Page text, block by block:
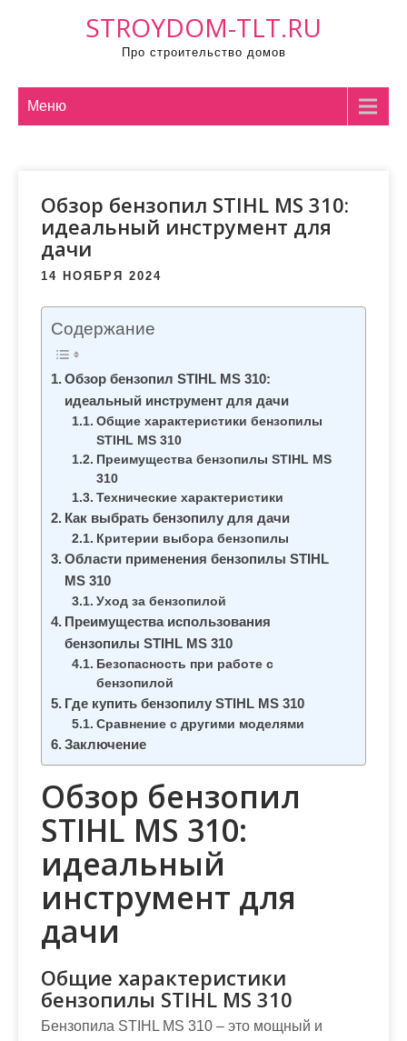
STROYDOM-TLT.RU
Про строительство домов
Меню
Обзор бензопил STIHL MS 310:
идеальный инструмент для
дачи
14 НОЯБРЯ 2024
Содержание
Обзор бензопил STIHL MS 310:
идеальный инструмент для дачи
Общие характеристики бензопилы
STIHL MS 310
Преимущества бензопилы STIHL MS
310
Технические характеристики
Как выбрать бензопилу для дачи
Критерии выбора бензопилы
Области применения бензопилы STIHL
MS 310
Уход за бензопилой
Преимущества использования
бензопилы STIHL MS 310
Безопасность при работе с
бензопилой
Где купить бензопилу STIHL MS 310
Сравнение с другими моделями
Заключение
Обзор бензопил
STIHL MS 310:
идеальный
инструмент для
дачи
Общие характеристики
бензопилы STIHL MS 310
Бензопила STIHL MS 310 – это мощный и